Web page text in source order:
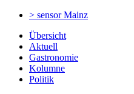
> sensorMainz
Übersicht
Aktuell
Gastronomie
Kolumne
Politik